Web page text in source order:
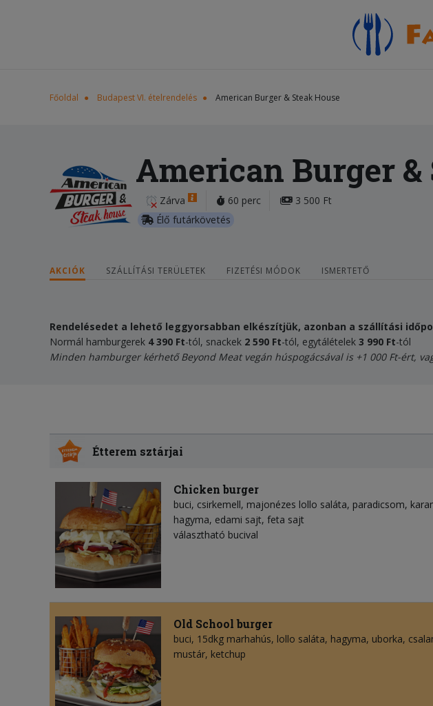
Főoldal Budapest VI. ételrendelés American Burger & Steak House
American Burger &
Zárva 60 perc
3 500 Ft
Élő futárkövetés
AKCIÓK SZÁLLÍTÁSI TERÜLETEK FIZETÉSI MÓDOK ISMERTETŐ
Rendelésedet a lehető leggyorsabban elkészítjük, azonban a szállítási
Normál hamburgerek 4 390 Ft-tól, snackek 2 590 Ft-tól, egytálételek 3 990 Ft-tól
Minden hamburger kérhetőBeyond Meat vegán húspogácsávalis +1 000 Ft-ért,
Étterem sztárjai
Chicken burger
buci, csirkemell, majonézes lollo saláta, paradicsom,
hagyma, edami sajt, feta sajt
választható bucival
Old School burger
buci, 15dkg marhahús, lollo saláta, hagyma, uborka,
mustár, ketchup